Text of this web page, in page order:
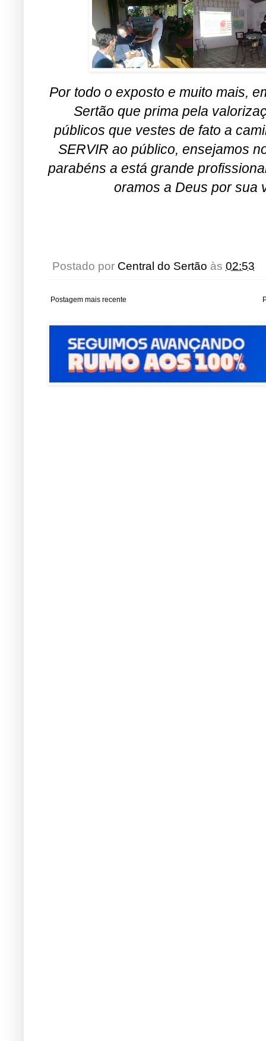
Por todo o exposto e muito mais,
Sertão que prima pela
públicos que vestes de fato a
SERVIR ao público, ensejamos
parabéns a está grande
oramos a Deus por sua
Postado por Central do Sertão às 02:53
Postagem mais recente